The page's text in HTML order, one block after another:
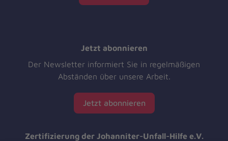
Jetzt abonnieren
Der Newsletter informiert Sie in regelmäßigen
Abständen über unsere Arbeit.
Jetzt abonnieren
Zertifizierung der Johanniter-Unfall-Hilfe e.V.